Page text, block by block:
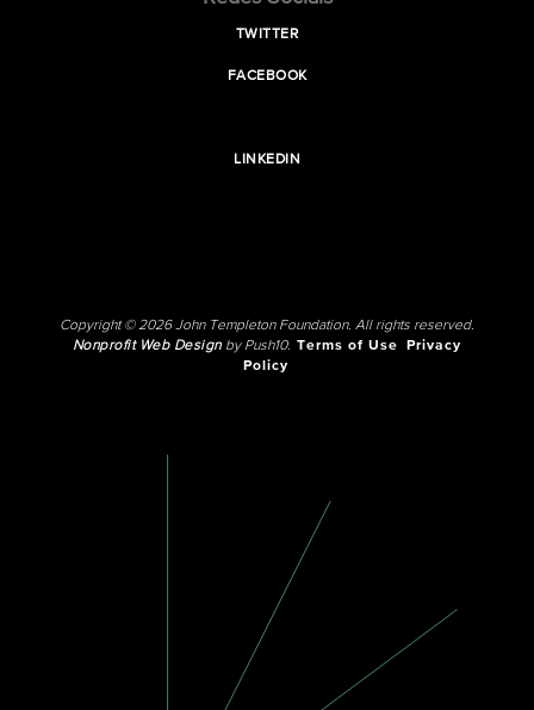
TWITTER
FACEBOOK
LINKEDIN
Copyright © 2026 John Templeton Foundation. All rights reserved.
Nonprofit Web Designby Push10. Terms of Use
Privacy
Policy